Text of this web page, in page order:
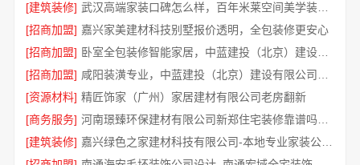
[建筑装修]
武汉高端家装口碑怎么样，百年米莱空间美学装饰公司品质见证
[招商加盟] 嘉兴家美建材科技别墅报价透明，全包装修更安心
[招商加盟]
卧室全包装修智能家居，中蓝建投（北京）建设有限公司武功分公司贴心服务
[招商加盟]
[资源材料] 精匠饰家（广州）家居建材有限公司老房翻新
[商务服务]
[建筑装修]
嘉兴绿色之家建材科技有限公司-本地专业家装公司高端